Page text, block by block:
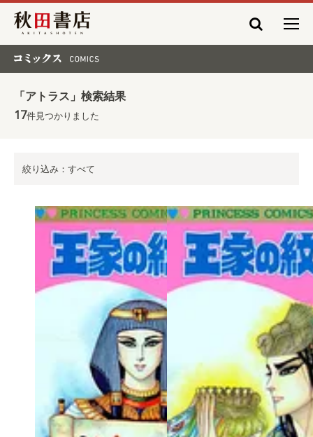
秋田書店
「アトラス」検索結果
17件見つかりました
絞り込み：すべて